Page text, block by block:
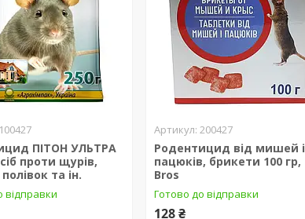
100427
ПІТОН УЛЬТРА
проти щурів,
та ін.
відправки
200427
Родентицид від мишей і
пацюків, брикети 100 гр,
Bros
Готово до відправки
128 ₴